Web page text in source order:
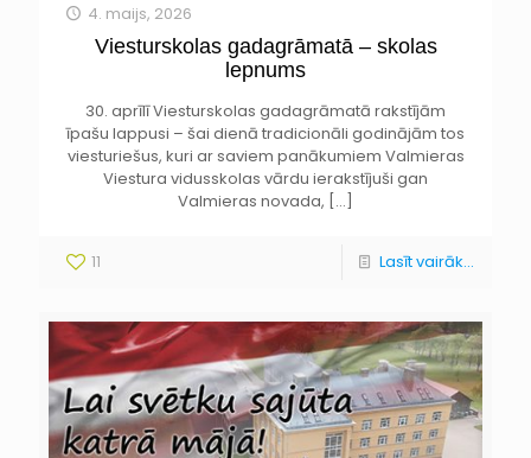
4. maijs, 2026
Viesturskolas gadagrāmatā – skolas
lepnums
30. aprīlī Viesturskolas gadagrāmatā rakstījām
īpašu lappusi – šai dienā tradicionāli godinājām tos
viesturiešus, kuri ar saviem panākumiem Valmieras
Viestura vidusskolas vārdu ierakstījuši gan
Valmieras novada, […]
11 Lasīt vairāk...